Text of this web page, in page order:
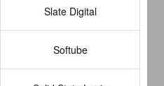
Slate Digital
Softube